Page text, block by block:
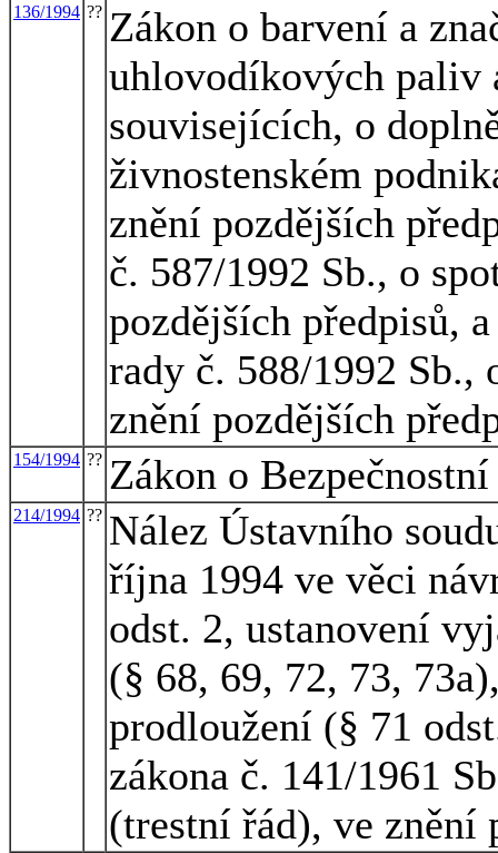
136/1994 ?? Zákon o barvení a
uhlovodíkových paliv
souvisejících, o
živnostenském
znění pozdějších
č. 587/1992 Sb., o
pozdějších předpisů,
rady č. 588/1992 Sb.,
znění pozdějších
154/1994 ?? Zákon o
214/1994 ?? Nález Ústavního
října 1994 ve věci
odst. 2, ustanovení
(§ 68, 69, 72, 73,
prodloužení (§ 71
zákona č. 141/1961
(trestní řád), ve znění